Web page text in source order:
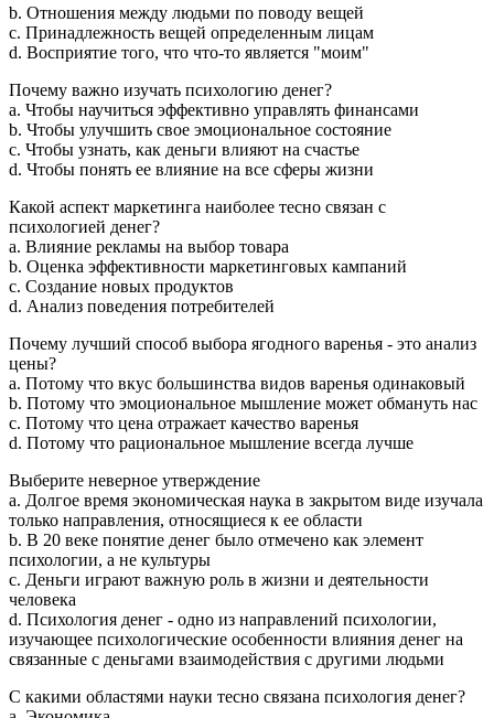
b. Отношения между людьми по поводу вещей
c. Принадлежность вещей определенным лицам
d. Восприятие того, что что-то является "моим"
Почему важно изучать психологию денег?
a. Чтобы научиться эффективно управлять финансами
b. Чтобы улучшить свое эмоциональное состояние
c. Чтобы узнать, как деньги влияют на счастье
d. Чтобы понять ее влияние на все сферы жизни
Какой аспект маркетинга наиболее тесно связан с
психологией денег?
a. Влияние рекламы на выбор товара
b. Оценка эффективности маркетинговых кампаний
c. Создание новых продуктов
d. Анализ поведения потребителей
Почему лучший способ выбора ягодного варенья - это анализ
цены?
a. Потому что вкус большинства видов варенья одинаковый
b. Потому что эмоциональное мышление может обмануть нас
c. Потому что цена отражает качество варенья
d. Потому что рациональное мышление всегда лучше
Выберите неверное утверждение
a. Долгое время экономическая наука в закрытом виде изучала
только направления, относящиеся к ее области
b. В 20 веке понятие денег было отмечено как элемент
психологии, а не культуры
c. Деньги играют важную роль в жизни и деятельности
человека
d. Психология денег - одно из направлений психологии,
изучающее психологические особенности влияния денег на
связанные с деньгами взаимодействия с другими людьми
С какими областями науки тесно связана психология денег?